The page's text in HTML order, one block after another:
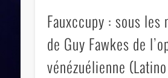
Fauxccupy : sous les
de Guy Fawkes de
vénézuélienne